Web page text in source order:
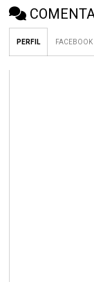
PERFIL FACEBOOK